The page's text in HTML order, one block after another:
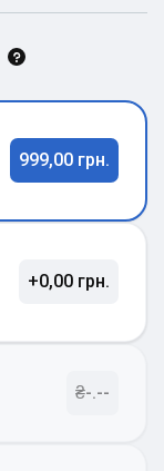
999,00 грн.
+0,00 грн.
₴-.--